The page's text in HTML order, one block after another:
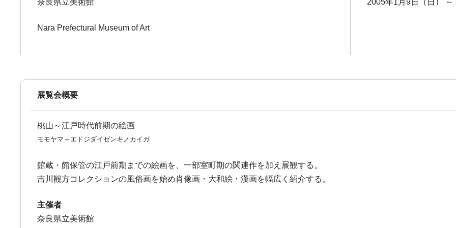
奈良県立美術館
Nara Prefectural Museum of Art
2005年1月9日（日） ～
展覧会概要
桃山～江戸時代前期の絵画
モモヤマ～エドジダイゼンキノカイガ
館蔵・館保管の江戸前期までの絵画を、一部室町期の関連作を加え展観する。
吉川観方コレクションの風俗画を始め肖像画・大和絵・漢画を幅広く紹介する。
主催者
奈良県立美術館